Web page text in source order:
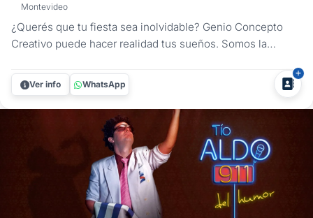
Montevideo
¿Querés que tu fiesta sea inolvidable? Genio Concepto
Creativo puede hacer realidad tus sueños. Somos la
eventos, que te ofrece un servicio personalizado, original y
divertido. Podrás elegir la opción que más te guste para
recibir a tus...
Ver info WhatsApp